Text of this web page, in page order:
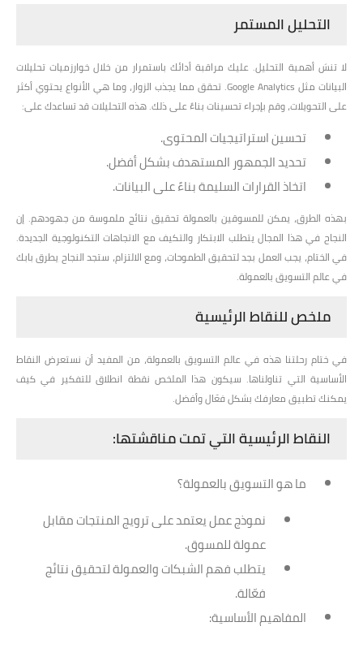
التحليل المستمر
لا تنسَ أهمية التحليل. عليك مراقبة أدائك باستمرار من خلال خوارزميات تحليلات
البيانات مثل Google Analytics. تحقق مما يجذب الزوار، وما هي الأنواع يحتوي أكثر
على التحويلات، وقم بإجراء تحسينات بناءً على ذلك. هذه التحليلات قد تساعدك على:
تحسين استراتيجيات المحتوى.
تحديد الجمهور المستهدف بشكل أفضل.
اتخاذ القرارات السليمة بناءً على البيانات.
بهذه الطرق، يمكن للمسوقين بالعمولة تحقيق نتائج ملموسة من جهودهم. إن
النجاح في هذا المجال يتطلب الابتكار والتكيف مع الاتجاهات التكنولوجية الجديدة.
في الختام، يجب العمل بجد لتحقيق الطموحات، ومع الالتزام، ستجد النجاح يطرق بابك
في عالم التسويق بالعمولة.
ملخص للنقاط الرئيسية
في ختام رحلتنا هذه في عالم التسويق بالعمولة، من المفيد أن نستعرض النقاط
الأساسية التي تناولناها. سيكون هذا الملخص نقطة انطلاق للتفكير في كيف
يمكنك تطبيق معارفك بشكل فعّال وأفضل.
النقاط الرئيسية التي تمت مناقشتها:
ما هو التسويق بالعمولة؟
نموذج عمل يعتمد على ترويج المنتجات مقابل
عمولة للمسوق.
يتطلب فهم الشبكات والعمولة لتحقيق نتائج
فعّالة.
المفاهيم الأساسية: